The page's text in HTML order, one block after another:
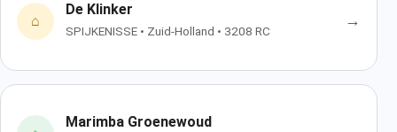
⌂
De Klinker
SPIJKENISSE • Zuid-Holland • 3208 RC
→
Marimba Groenewoud